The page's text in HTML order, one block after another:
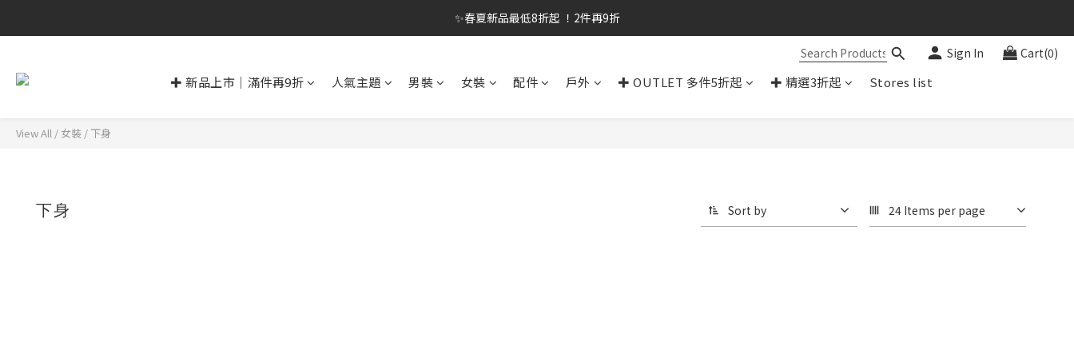
✨春夏新品最低8折起 ！2件再9折
✨春夏新品最低8折起 ！2件再9折
✨購買指定後背包送好運鑰匙圈 (贈完為止)
Sign In Cart(0)
✚ 新品上市｜滿件再9折 人氣主題 男裝 女裝 配件 戶外 ✚ OUTLET 多件5折起 ✚ 精選3折起 Stores list
View All / 女裝 / 下身
下身 Sort by 24 Items per page